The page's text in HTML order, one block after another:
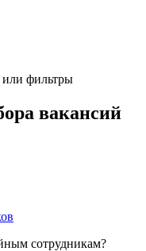
или фильтры
вакансий
сотрудникам?